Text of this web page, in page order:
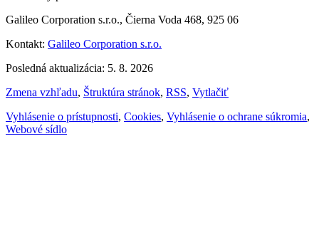
Galileo Corporation s.r.o., Čierna Voda 468, 925 06
Kontakt: Galileo Corporation s.r.o.
Posledná aktualizácia: 5. 8. 2026
Zmena vzhľadu, Štruktúra stránok, RSS, Vytlačiť
Vyhlásenie o prístupnosti, Cookies, Vyhlásenie o ochrane súkromia,
Webové sídlo